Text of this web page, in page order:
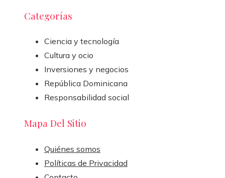
Categorías
Ciencia y tecnología
Cultura y ocio
Inversiones y negocios
República Dominicana
Responsabilidad social
Mapa Del Sitio
Quiénes somos
Políticas de Privacidad